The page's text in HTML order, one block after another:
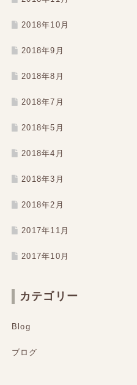
2018年10月
2018年9月
2018年8月
2018年7月
2018年5月
2018年4月
2018年3月
2018年2月
2017年11月
2017年10月
カテゴリー
Blog
ブログ